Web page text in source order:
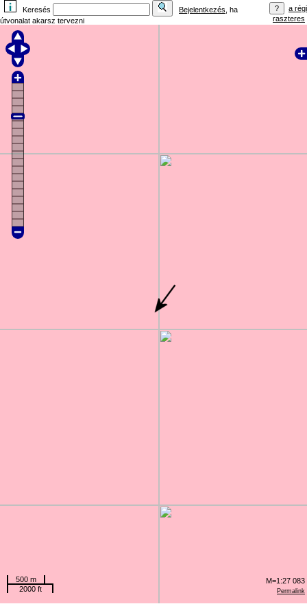
Keresés Bejelentkezés , ha
útvonalat akarsz tervezni
a régi
raszteres
Permalink
500 m
2000 ft
M=1:27 083